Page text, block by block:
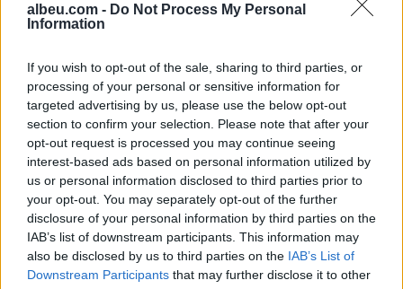
albeu.com - Do Not Process My Personal
Information
If you wish to opt-out of the sale, sharing to third parties, or
processing of your personal or sensitive information for
targeted advertising by us, please use the below opt-out
section to confirm your selection. Please note that after your
opt-out request is processed you may continue seeing
interest-based ads based on personal information utilized by
us or personal information disclosed to third parties prior to
your opt-out. You may separately opt-out of the further
disclosure of your personal information by third parties on the
IAB’s list of downstream participants. This information may
also be disclosed by us to third parties on the IAB’s List of
Downstream Participants that may further disclose it to other
verifikime
ton djathë në Shkodër
Helmimi i studentëve të
Akademisë së Sigurisë/
Makaronat me baktere
mbi normë, AKU bllokon
aktivitetin e kompanisë
“SORI-AL”